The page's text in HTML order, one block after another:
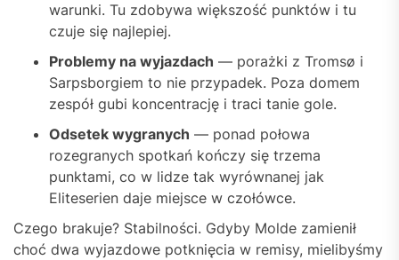
warunki. Tu zdobywa większość punktów i tu
czuje się najlepiej.
Problemy na wyjazdach — porażki z Tromsø i
Sarpsborgiem to nie przypadek. Poza domem
zespół gubi koncentrację i traci tanie gole.
Odsetek wygranych — ponad połowa
rozegranych spotkań kończy się trzema
punktami, co w lidze tak wyrównanej jak
Eliteserien daje miejsce w czołówce.
Czego brakuje? Stabilności. Gdyby Molde zamienił
choć dwa wyjazdowe potknięcia w remisy, mielibyśmy